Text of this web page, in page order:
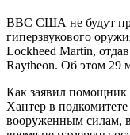
ВВС США не будут
гиперзвукового
Lockheed Martin,
Raytheon. Об этом 29
Как заявил
Хантер в
вооруженным силам,